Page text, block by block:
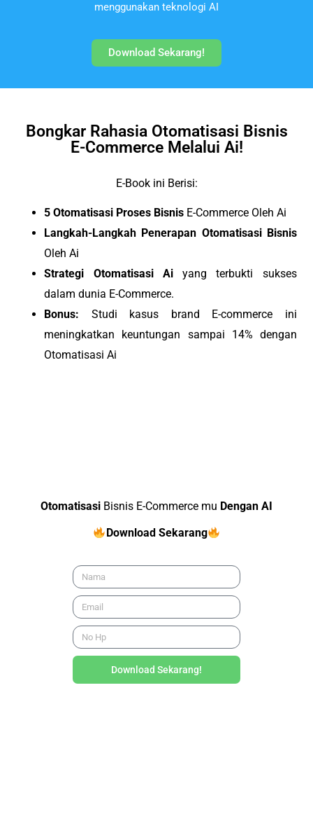
menggunakan teknologi AI
Download Sekarang!
Bongkar Rahasia Otomatisasi Bisnis
E-Commerce Melalui Ai!
E-Book ini Berisi:
5 Otomatisasi Proses Bisnis E-Commerce Oleh Ai
Langkah-Langkah Penerapan Otomatisasi Bisnis
Oleh Ai
Strategi Otomatisasi Aiyang terbukti sukses
dalam dunia E-Commerce.
Bonus: Studi kasus brand E-commerce ini
meningkatkan keuntungan sampai 14% dengan
Otomatisasi Ai
Otomatisasi Bisnis E-Commerce mu Dengan AI
Download Sekarang
Download Sekarang!